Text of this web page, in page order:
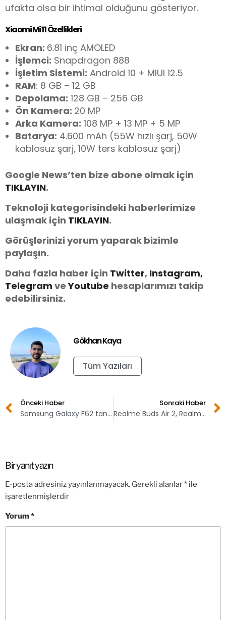
ufakta olsa bir ihtimal olduğunu gösteriyor.
Xiaomi Mi 11Özellikleri
Ekran: 6.81 inç AMOLED
İşlemci: Snapdragon 888
İşletim Sistemi: Android 10 + MIUI 12.5
RAM: 8 GB – 12 GB
Depolama: 128 GB – 256 GB
Ön Kamera: 20 MP
Arka Kamera: 108 MP + 13 MP + 5 MP
Batarya: 4.600 mAh (55W hızlı şarj, 50W
kablosuz şarj, 10W ters kablosuz şarj)
Google News’ten bize abone olmak için
TIKLAYIN.
Teknoloji kategorisindeki haberlerimize
ulaşmak için TIKLAYIN.
Görüşlerinizi yorum yaparak bizimle
paylaşın.
Daha fazla haber için Twitter, Instagram,
Telegram veYoutube hesaplarımızı takip
edebilirsiniz.
Gökhan Kaya
Tüm Yazıları
Önceki Haber
Samsung Galaxy F62 tanıtıldı! İşte fiyatı
Sonraki Haber
Realme Buds Air 2, Realme Link uygulamasında göründü
Bir yanıt yazın
E-posta adresiniz yayınlanmayacak. Gerekli alanlar* ile
işaretlenmişlerdir
Yorum*